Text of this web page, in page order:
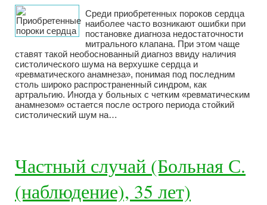
Среди приобретенных пороков сердца
наиболее часто возникают ошибки при
постановке диагноза недостаточности
митрального клапана. При этом чаще
ставят такой необоснованный диагноз ввиду наличия
систолического шума на верхушке сердца и
«ревматического анамнеза», понимая под последним
столь широко распространенный синдром, как
артральгию. Иногда у больных с четким «ревматическим
анамнезом» остается после острого периода стойкий
систолический шум на…
Частный случай (Больная С.
(наблюдение), 35 лет)